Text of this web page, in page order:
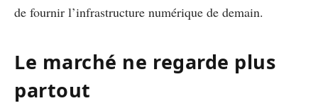
de fournir l’infrastructure numérique de demain.
Le marché ne regarde plus
partout